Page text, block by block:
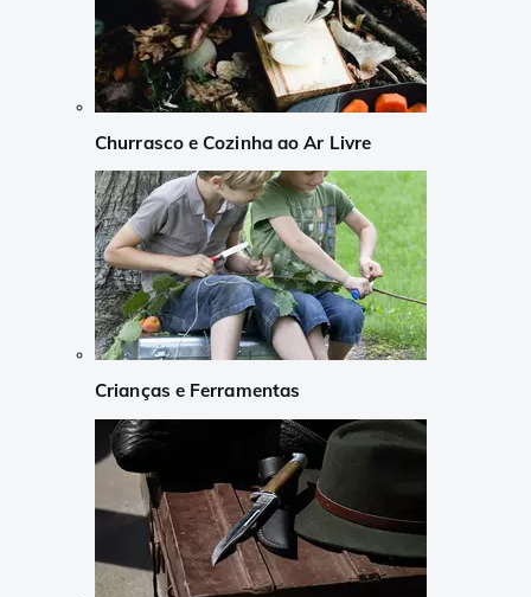
Churrasco e Cozinha ao Ar Livre
Crianças e Ferramentas